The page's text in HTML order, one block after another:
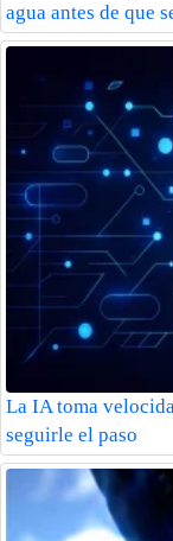
agua antes de que
La IA toma
seguirle el paso